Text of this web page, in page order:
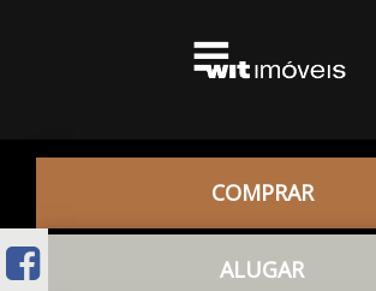
COMPRAR
ALUGAR